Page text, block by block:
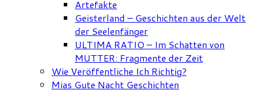
Artefakte
Geisterland – Geschichten aus der Welt
der Seelenfänger
ULTIMA RATIO – Im Schatten von
MUTTER: Fragmente der Zeit
Wie Veröffentliche Ich Richtig?
Mias Gute Nacht Geschichten